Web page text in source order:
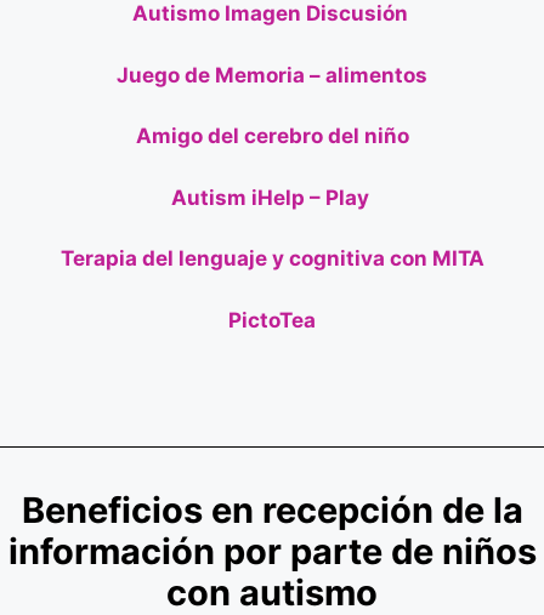
Autismo Imagen Discusión
Juego de Memoria – alimentos
Amigo del cerebro del niño
Autism iHelp – Play
Terapia del lenguaje y cognitiva con MITA
PictoTea
Beneficios en recepción de la
información por parte de niños
con autismo